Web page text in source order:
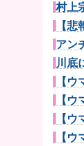
【
アン
川底
【
【
【
【